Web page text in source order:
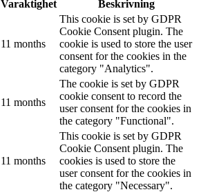
Varaktighet Beskrivning
11 months
This cookie is set by GDPR
Cookie Consent plugin. The
cookie is used to store the user
consent for the cookies in the
category "Analytics".
11 months
The cookie is set by GDPR
cookie consent to record the
user consent for the cookies in
the category "Functional".
11 months
This cookie is set by GDPR
Cookie Consent plugin. The
cookies is used to store the
user consent for the cookies in
the category "Necessary".